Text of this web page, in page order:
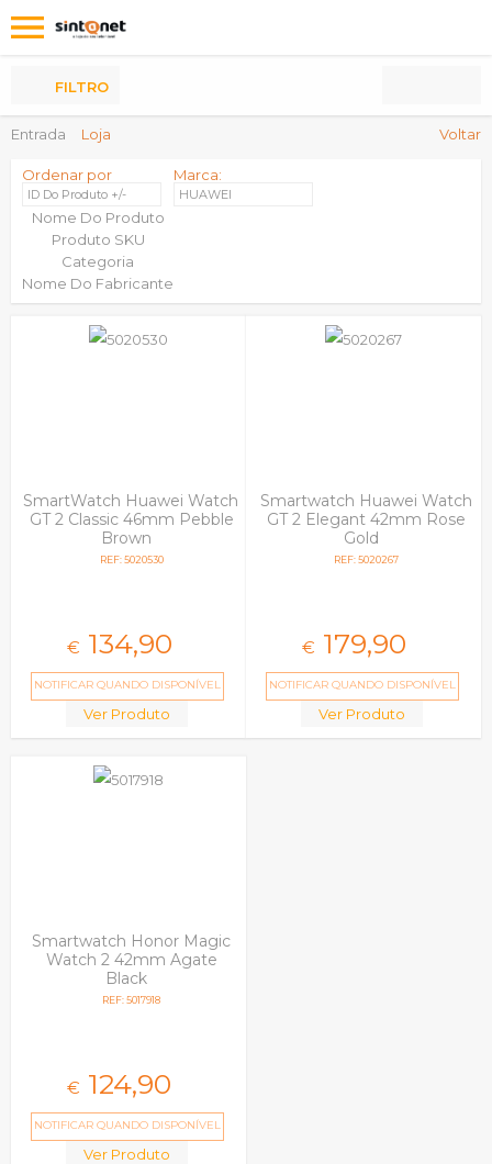
Entrada Loja Voltar
FILTRO
Ordenar por
ID Do Produto +/-
Nome Do Produto
Produto SKU
Categoria
Nome Do Fabricante
Marca:
HUAWEI
SmartWatch Huawei Watch
GT 2 Classic 46mm Pebble
Brown
REF: 5020530
€ 134,90
NOTIFICAR QUANDO DISPONÍVEL
Ver Produto
Smartwatch Huawei Watch
GT 2 Elegant 42mm Rose
Gold
REF: 5020267
€ 179,90
NOTIFICAR QUANDO DISPONÍVEL
Ver Produto
Smartwatch Honor Magic
Watch 2 42mm Agate
Black
REF: 5017918
€ 124,90
NOTIFICAR QUANDO DISPONÍVEL
Ver Produto